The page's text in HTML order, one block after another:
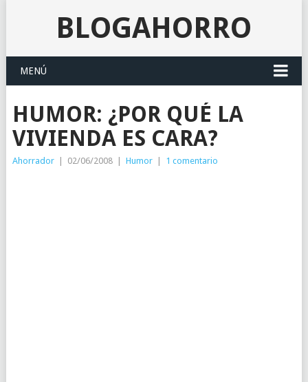
BLOGAHORRO
MENÚ
HUMOR: ¿POR QUÉ LA
VIVIENDA ES CARA?
Ahorrador 02/06/2008 Humor 1 comentario